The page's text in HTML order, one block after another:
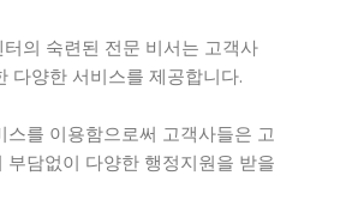
터의 숙련된 전문 비서는 고객사
다양한 서비스를 제공합니다.
스를 이용함으로써 고객사들은 고
부담없이 다양한 행정지원을 받을